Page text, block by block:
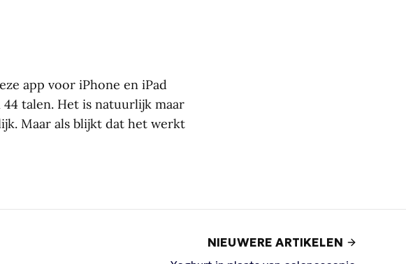
app voor iPhone en iPad
talen. Het is natuurlijk maar
Maar als blijkt dat het werkt
NIEUWERE ARTIKELEN